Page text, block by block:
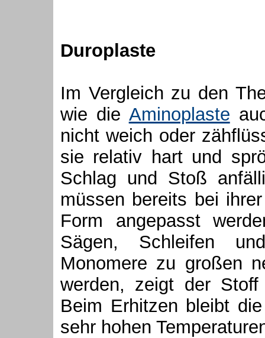
Duroplaste
Im Vergleich zu den
wie die Aminoplaste
nicht weich oder
sie relativ hart und
Schlag und Stoß
müssen bereits bei
Form angepasst
Sägen, Schleifen
Monomere zu großen
werden, zeigt der Stoff
Beim Erhitzen bleibt
sehr hohen